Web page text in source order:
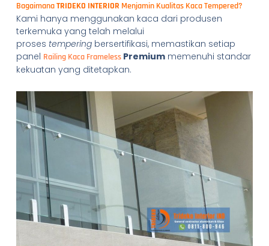
BagaimanaTRIDEKO INTERIOR Menjamin Kualitas Kaca Tempered?
Kami hanya menggunakan kaca dari produsen
terkemuka yang telah melalui
proses temperingbersertifikasi, memastikan setiap
panel Railing Kaca FramelessPremiummemenuhi standar
kekuatan yang ditetapkan.